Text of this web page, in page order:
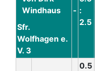
Sfr.
Wolfhagen e.
V. 3
- :
2.5
0.5